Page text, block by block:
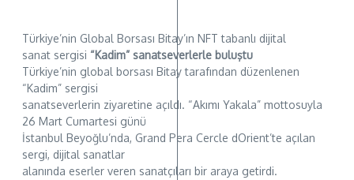
Türkiye’nin Global Borsası Bitay’ın NFT tabanlı dijital
sanat sergisi “Kadim” sanatseverlerle buluştu
Türkiye’nin global borsası Bitay tarafından düzenlenen
“Kadim” sergisi
sanatseverlerin ziyaretine açıldı. “Akımı Yakala” mottosuyla
26 Mart Cumartesi günü
İstanbul Beyoğlu’nda, Grand Pera Cercle dOrient’te açılan
sergi, dijital sanatlar
alanında eserler veren sanatçıları bir araya getirdi.